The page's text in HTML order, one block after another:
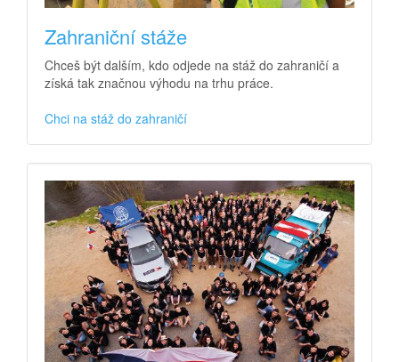
Zahraniční stáže
Chceš být dalším, kdo odjede na stáž do zahraničí a
získá tak značnou výhodu na trhu práce.
Chci na stáž do zahraničí